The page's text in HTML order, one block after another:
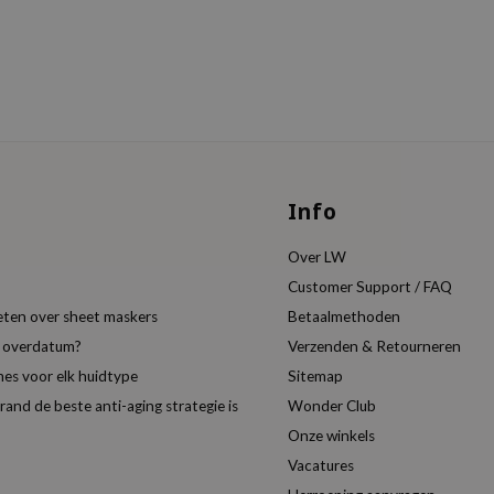
over sheet maskers
voor elk huidtype
de beste anti-aging strategie is
Info
Over LW
Customer Support / FAQ
Betaalmethoden
Verzenden & Retourneren
Sitemap
Wonder Club
Onze winkels
Vacatures